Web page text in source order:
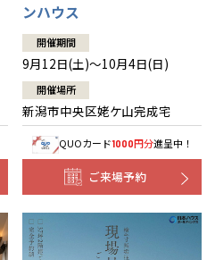
ンハウス
開催期間
9月12日(土)～10月4日(日)
開催場所
新潟市中央区姥ケ山完成宅
QUOカード1000円分進呈中！
ご来場予約